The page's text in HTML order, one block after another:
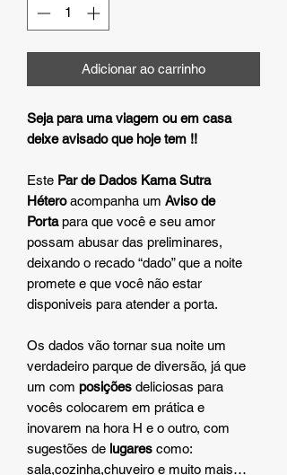
Adicionar ao carrinho
Seja para uma viagem ou em casa
deixe avisado que hoje tem !!
Este Par de Dados Kama Sutra
Héteroacompanha um Aviso de
Portapara que você e seu amor
possam abusar das preliminares,
deixando o recado “dado” que a noite
promete e que você não estar
disponiveis para atender a porta.
Os dados vão tornar sua noite um
verdadeiro parque de diversão, já que
um com posições deliciosas para
vocês colocarem em prática e
inovarem na hora H e o outro, com
sugestões de lugares como:
sala,cozinha,chuveiro e muito mais…